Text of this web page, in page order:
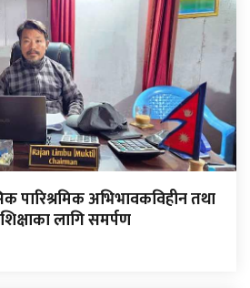
पारिश्रमिक अभिभावकविहीन तथा
लागि समर्पण